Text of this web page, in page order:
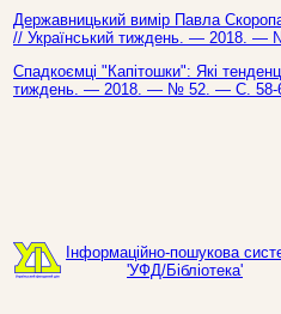
Державницький вимір Павла
// Український тиждень. — 2018. —
Спадкоємці "Капітошки": Які
тиждень. — 2018. — № 52. — С. 58-
Інформаційно-пошукова
'УФД/Бібліотека'